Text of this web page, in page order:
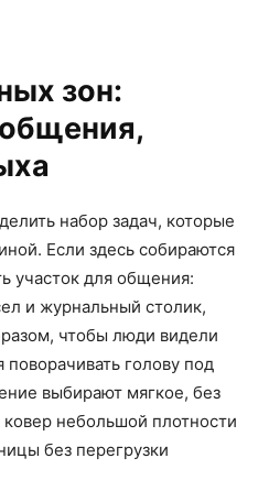
зон:
набор задач, которые
Если здесь собираются
участок для общения:
и журнальный столик,
чтобы люди видели
поворачивать голову под
выбирают мягкое, без
небольшой плотности
без перегрузки